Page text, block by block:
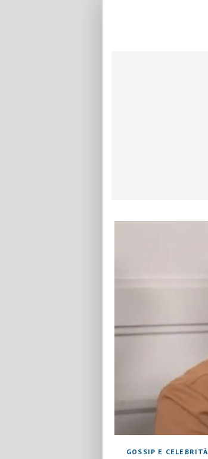
GOSSIP E CELEBRITÀ